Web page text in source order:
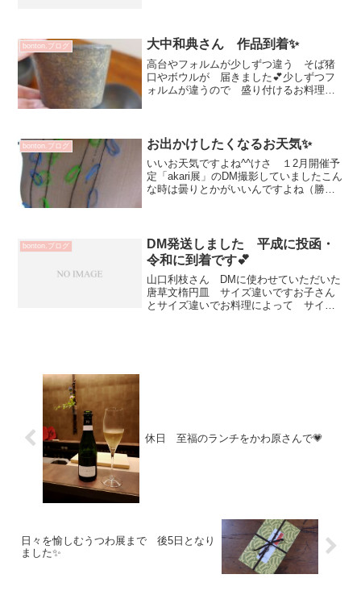
bonton.ブログ 大中和典さん 作品到着✨
高台やフォルムが少しずつ違う そば猪
口やボウルが 届きました💕少しずつフ
ォルムが違うので 盛り付けるお料理や
ど色々とお楽しみいただ...
bonton.ブログ お出かけしたくなるお天気✨
いいお天気ですよね^^けさ １2月開催予
定「akari展」のDM撮影していましたこん
な時は曇りとかがいいんですよね（勝手
bonton.ブログ
DM発送しました 平成に投函・
令和に到着です💕
山口利枝さん DMに使わせていただいた
唐草文楕円皿 サイズ違いですお子さん
とサイズ違いでお料理によって サイズ
休日 至福のランチをかわ原さんで💗
日々を愉しむうつわ展まで 後5日となり
ました✨